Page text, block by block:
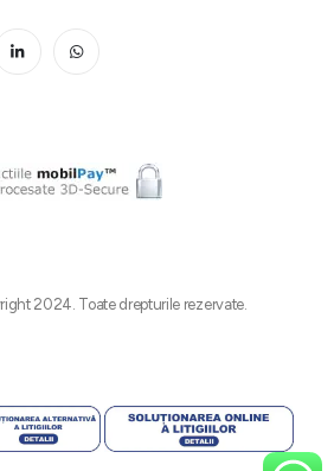
2024. Toate drepturile rezervate.